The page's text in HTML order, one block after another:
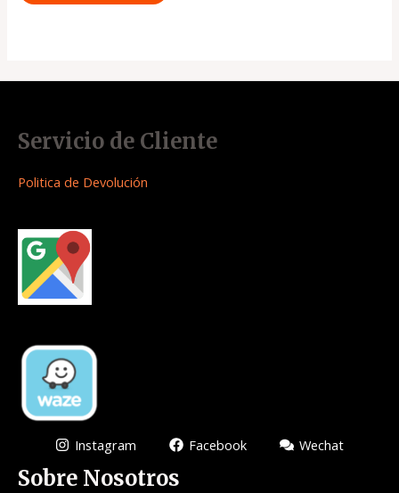
Servicio de Cliente
Politica de Devolución
Instagram Facebook Wechat
Sobre Nosotros